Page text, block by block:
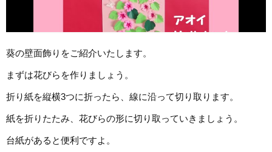
葵の壁面飾りをご紹介いたします。
まずは花びらを作りましょう。
折り紙を縦横3つに折ったら、線に沿って切り取ります。
紙を折りたたみ、花びらの形に切り取っていきましょう。
台紙があると便利ですよ。